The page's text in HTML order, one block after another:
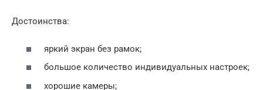
Достоинства:
яркий экран без рамок;
большое количество индивидуальных настроек;
хорошие камеры;